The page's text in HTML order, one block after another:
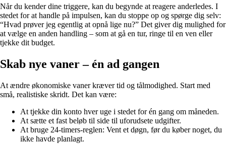
Når du kender dine triggere, kan du begynde at reagere anderledes. I
stedet for at handle på impulsen, kan du stoppe op og spørge dig selv:
“Hvad prøver jeg egentlig at opnå lige nu?” Det giver dig mulighed for
at vælge en anden handling – som at gå en tur, ringe til en ven eller
tjekke dit budget.
Skab nye vaner – én ad gangen
At ændre økonomiske vaner kræver tid og tålmodighed. Start med
små, realistiske skridt. Det kan være:
At tjekke din konto hver uge i stedet for én gang om måneden.
At sætte et fast beløb til side til uforudsete udgifter.
At bruge 24-timers-reglen: Vent et døgn, før du køber noget, du
ikke havde planlagt.